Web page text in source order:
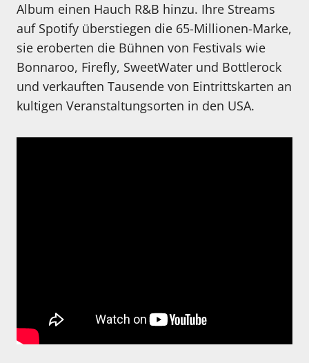
Album einen Hauch R&B hinzu. Ihre Streams
auf Spotify überstiegen die 65-Millionen-Marke,
sie eroberten die Bühnen von Festivals wie
Bonnaroo, Firefly, SweetWater und Bottlerock
und verkauften Tausende von Eintrittskarten an
kultigen Veranstaltungsorten in den USA.